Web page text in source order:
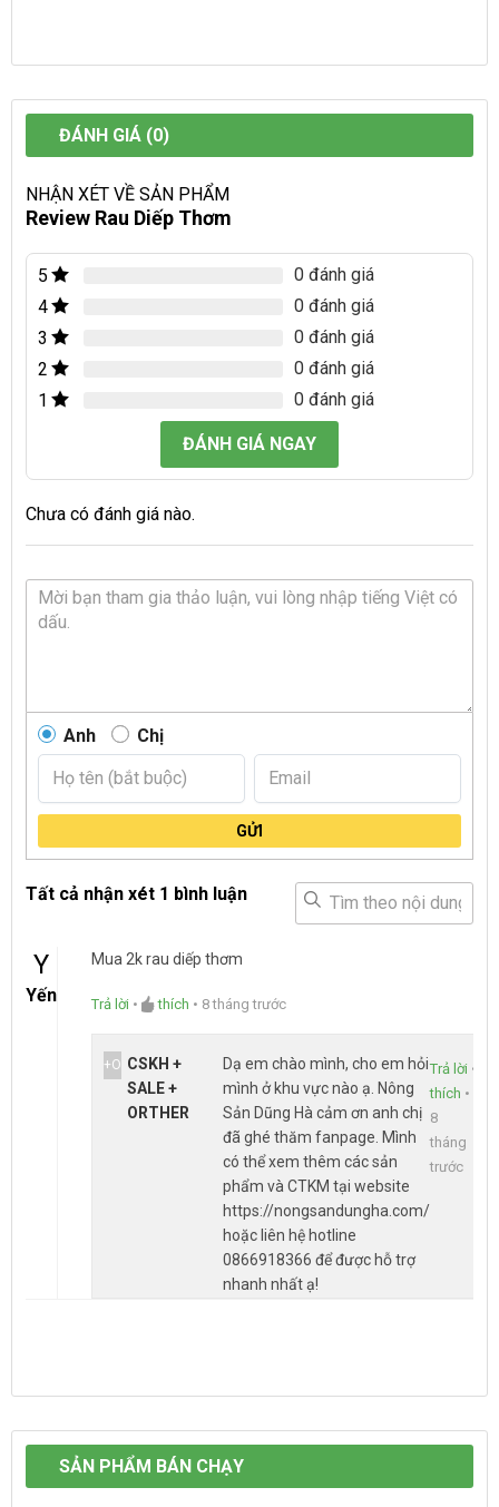
ĐÁNH GIÁ (0)
NHẬN XÉT VỀ SẢN PHẨM
Review Rau Diếp Thơm
5
0 đánh giá
4
0 đánh giá
3
0 đánh giá
2
0 đánh giá
1
0 đánh giá
ĐÁNH GIÁ NGAY
Chưa có đánh giá nào.
Anh Chị
GỬI
Tất cả nhận xét 1 bình luận
Y
Yến
Mua 2k rau diếp thơm
Trả lời • thích • 8 tháng trước
+O CSKH +
SALE +
ORTHER
Dạ em chào mình, cho em hỏi
mình ở khu vực nào ạ. Nông
Sản Dũng Hà cảm ơn anh chị
đã ghé thăm fanpage. Mình
có thể xem thêm các sản
phẩm và CTKM tại website
https://nongsandungha.com/
hoặc liên hệ hotline
0866918366 để được hỗ trợ
nhanh nhất ạ!
Trả lời •
thích •
8
tháng
trước
SẢN PHẨM BÁN CHẠY